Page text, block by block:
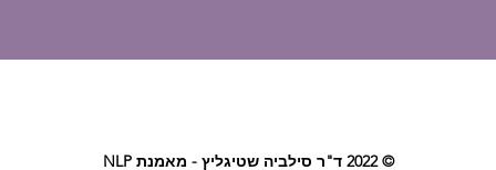
© 2022 ד"ר סילביה שטיגליץ - מאמנת NLP